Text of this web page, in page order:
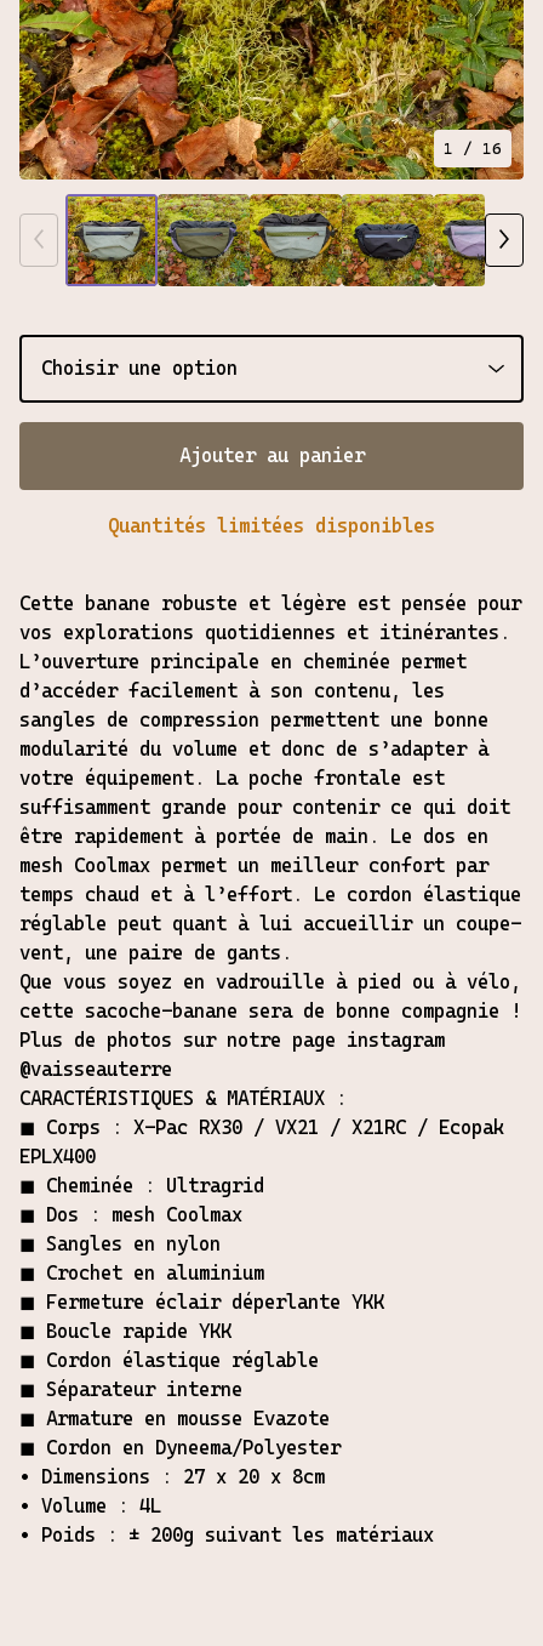
Ajouter au panier
Quantités limitées disponibles
Cette banane robuste et légère est pensée pour
vos explorations quotidiennes et itinérantes.
L’ouverture principale en cheminée permet
d’accéder facilement à son contenu, les
sangles de compression permettent une bonne
modularité du volume et donc de s’adapter à
votre équipement. La poche frontale est
suffisamment grande pour contenir ce qui doit
être rapidement à portée de main. Le dos en
mesh Coolmax permet un meilleur confort par
temps chaud et à l’effort. Le cordon élastique
réglable peut quant à lui accueillir un coupe-
vent, une paire de gants.
Que vous soyez en vadrouille à pied ou à vélo,
cette sacoche-banane sera de bonne compagnie !
Plus de photos sur notre page instagram
@vaisseauterre
CARACTÉRISTIQUES & MATÉRIAUX :
◼︎ Corps : X-Pac RX30 / VX21 / X21RC / Ecopak
EPLX400
◼︎ Cheminée : Ultragrid
◼︎ Dos : mesh Coolmax
◼︎ Sangles en nylon
◼︎ Crochet en aluminium
◼︎ Fermeture éclair déperlante YKK
◼︎ Boucle rapide YKK
◼︎ Cordon élastique réglable
◼︎ Séparateur interne
◼︎ Armature en mousse Evazote
◼︎ Cordon en Dyneema/Polyester
• Dimensions : 27 x 20 x 8cm
• Volume : 4L
• Poids : ± 200g suivant les matériaux
1 / 16